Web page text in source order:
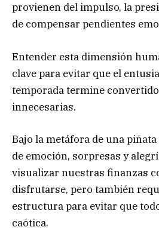
provienen del impulso, la
de compensar pendientes
Entender esta dimensión
clave para evitar que el
temporada termine
innecesarias.
Bajo la metáfora de una
de emoción, sorpresas y
visualizar nuestras finanzas
disfrutarse, pero también
estructura para evitar que
caótica.